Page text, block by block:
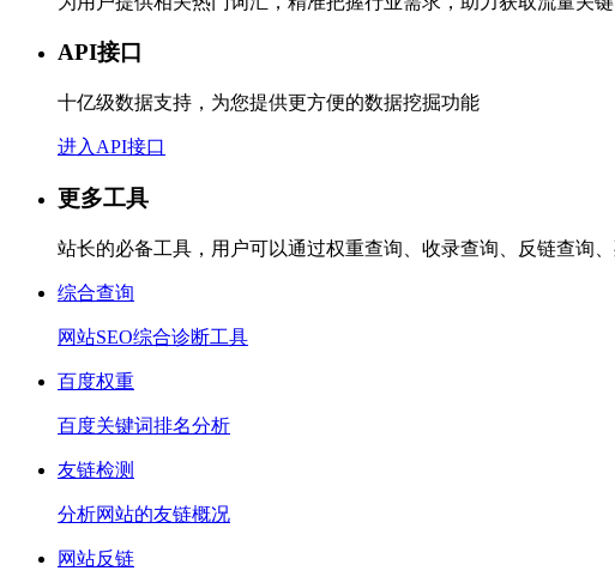
API接口
十亿级数据支持，为您提供更方便的数据挖掘功能
进入API接口
更多工具
站长的必备工具，用户可以通过权重查询、收录查询、反链查询
综合查询
网站SEO综合诊断工具
百度权重
百度关键词排名分析
友链检测
分析网站的友链概况
网站反链